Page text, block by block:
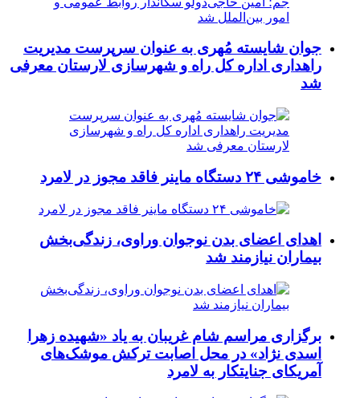
جوان شایسته مُهری به عنوان سرپرست مدیریت
راهداری اداره کل راه و شهرسازی لارستان معرفی
شد
خاموشی ۲۴ دستگاه ماینر فاقد مجوز در لامرد
اهدای اعضای بدن نوجوان وراوی، زندگی‌بخش
بیماران نیازمند شد
برگزاری مراسم شام غریبان به یاد «شهیده زهرا
اسدی نژاد» در محل اصابت ترکش موشک‌های
آمریکای جنایتکار به لامرد